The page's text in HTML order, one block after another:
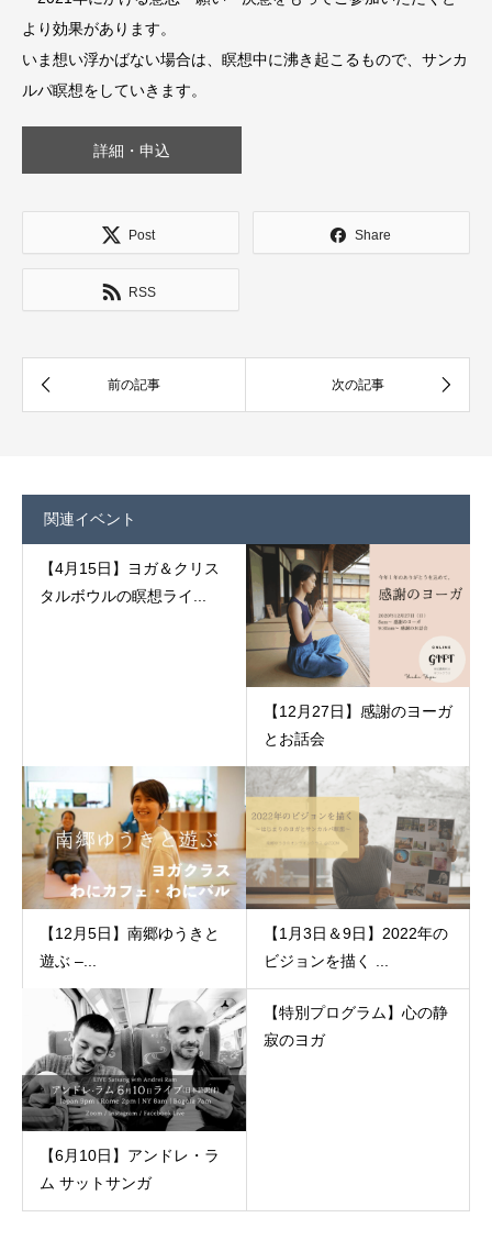
より効果があります。
いま想い浮かばない場合は、瞑想中に沸き起こるもので、サンカ
ルパ瞑想をしていきます。
詳細・申込
Post Share
RSS
関連イベント
【4月15日】ヨガ＆クリス
タルボウルの瞑想ライ...
【12月27日】感謝のヨーガ
とお話会
【12月5日】南郷ゆうきと
遊ぶ –...
【1月3日＆9日】2022年の
ビジョンを描く ...
【6月10日】アンドレ・ラ
ム サットサンガ
【特別プログラム】心の静
寂のヨガ